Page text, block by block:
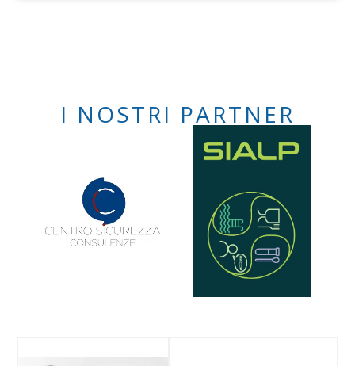
I NOSTRI PARTNER